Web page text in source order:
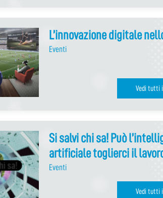
L’innovazione digitale
Eventi
Vedi tutti
Si salvi chi sa! Può
artificiale toglierci il
Eventi
Vedi tutti